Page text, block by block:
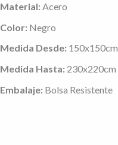
Material: Acero
Color: Negro
Medida Desde: 150x150cm
Medida Hasta: 230x220cm
Embalaje: Bolsa Resistente